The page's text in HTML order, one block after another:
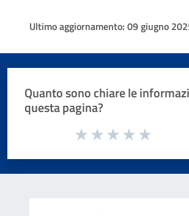
Ultimo aggiornamento: 09 giugno
Quanto sono chiare le
questa pagina?
Valuta da 1 a 5 stelle la pagina